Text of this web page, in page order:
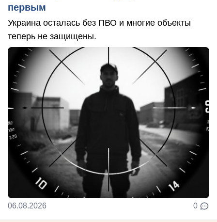
первым
Украина осталась без ПВО и многие объекты
теперь не защищены.
06.08.2026 0